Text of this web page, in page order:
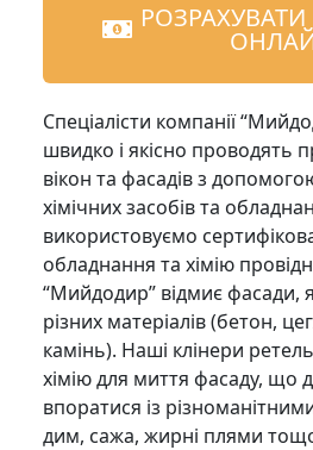
РОЗРАХУВАТИ
Спеціалісти компанії
швидко і якісно проводять
вікон та фасадів з
хімічних засобів та
використовуємо
обладнання та хімію
“Мийдодир” відмиє фасади,
різних матеріалів (бетон,
камінь). Наші клінери
хімію для миття фасаду, що
впоратися із
дим, сажа, жирні плями